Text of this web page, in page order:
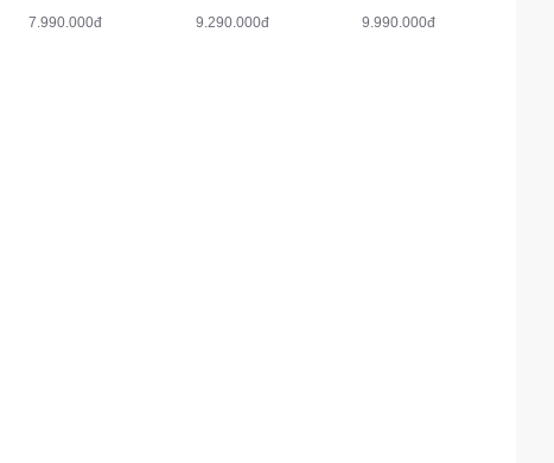
7.990.000đ
9.290.000đ
9.990.000đ